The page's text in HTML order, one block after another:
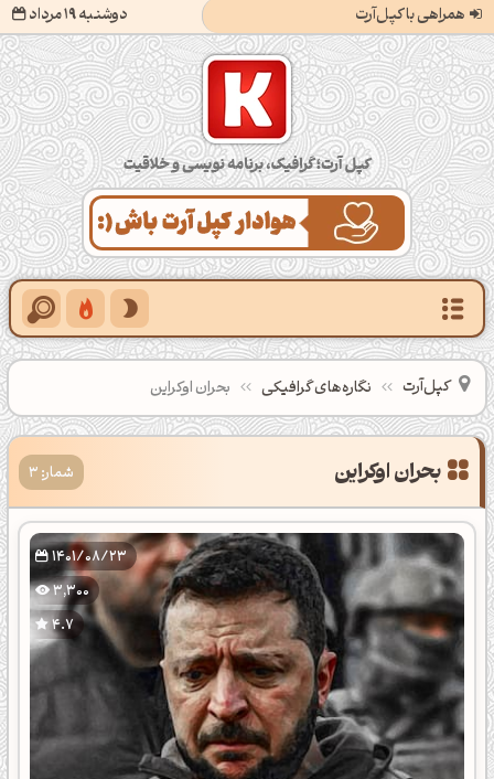
همراهی با کپل‌آرت دوشنبه 19 مرداد
کپل‌آرت؛ گرافیک، برنامه‌نویسی و خلاقیت
کپل‌آرت نگاره‌های گرافیکی بحران اوکراین
بحران اوکراین شمار: 3
1401/08/23
3,300
4.7